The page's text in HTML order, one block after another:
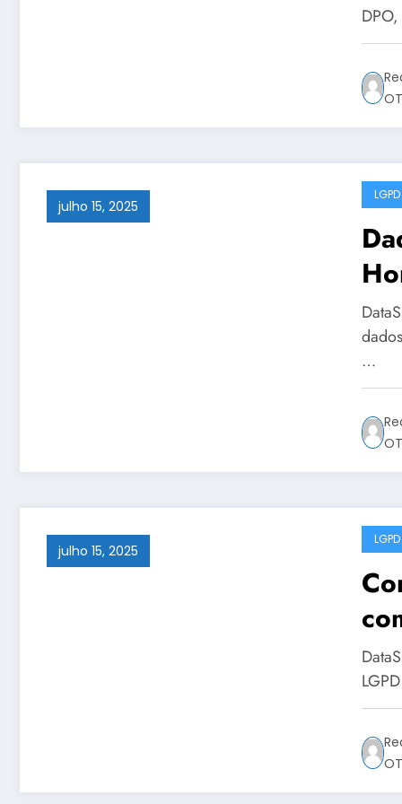
julho 15, 2025
…
julho 15, 2025